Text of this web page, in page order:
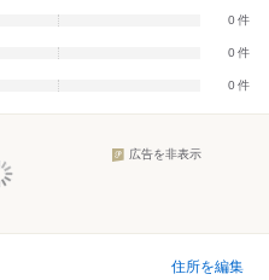
0
0
0
広告を非表示
住所を編集